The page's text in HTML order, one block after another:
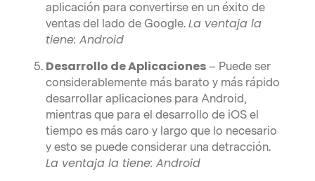
aplicación para convertirse en un éxito de
ventas del lado de Google. La ventaja la
tiene: Android
Desarrollo de Aplicaciones – Puede ser
considerablemente más barato y más rápido
desarrollar aplicaciones para Android,
mientras que para el desarrollo de iOS el
tiempo es más caro y largo que lo necesario
y esto se puede considerar una detracción.
La ventaja la tiene: Android